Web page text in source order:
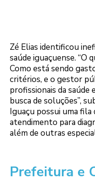
Zé Elias identificou
saúde iguaçuense. “O
Como está sendo
critérios, e o gestor
profissionais da saúde
busca de soluções”,
Iguaçu possui uma fila
atendimento para
além de outras
Prefeitura e